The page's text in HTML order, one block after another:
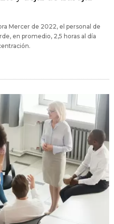
Mercer de 2022, el personal de
en promedio, 2,5 horas al día